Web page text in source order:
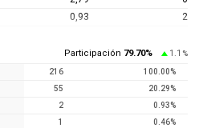
0,93 2
Participación 79.70% 1.1 %
216 100.00%
55 20.29%
2 0.93%
1 0.46%